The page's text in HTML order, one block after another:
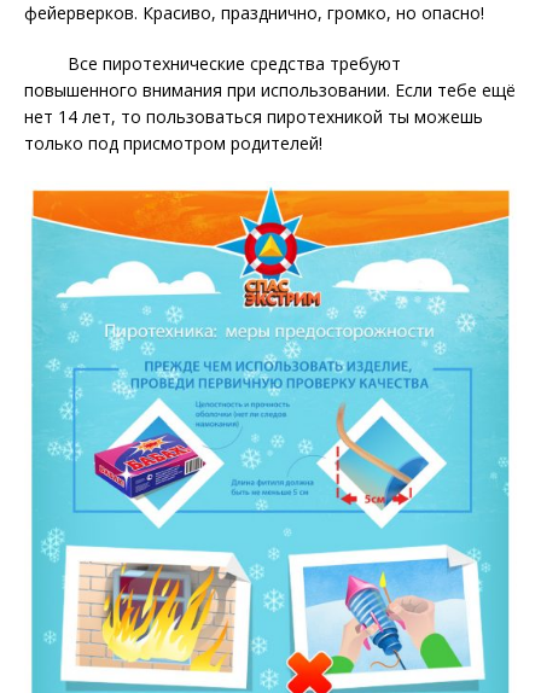
фейерверков. Красиво, празднично, громко, но опасно!
Все пиротехнические средства требуют
повышенного внимания при использовании. Если тебе ещё
нет 14 лет, то пользоваться пиротехникой ты можешь
только под присмотром родителей!